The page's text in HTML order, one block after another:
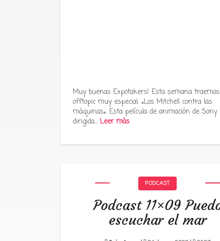
Muy buenas Expotakers! Esta semana
offtopic muy especial: «Los Mitchell contra las
máquinas«. Esta película de animación de Sony
dirigida…Leer más
PODCAST
Podcast 11×09
escuchar el mar